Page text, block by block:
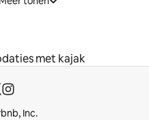
met kajak
Inc.